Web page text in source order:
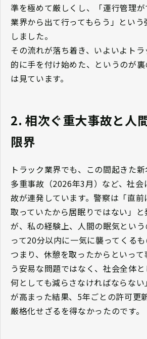
準を極めて厳しくし、「運行管理
業界から出て行ってもらう」とい
しました。
その流れが落ち着き、いよいよト
的に手を付け始めた、というのが
は見ています。
2. 相次ぐ重大事故と人
限界
トラック業界でも、この間起きた
多重事故（2026年3月）など、社
故が連発しています。警察は「直
取っていたから居眠りではない」
が、私の経験上、人間の眠気とい
って20分以内に一気に襲ってくるも
つまり、休憩を取ったからといっ
う安易な問題ではなく、社会全体
何としても減らさなければならな
が高まった結果、5年ごとの許可更
厳格化せざるを得なかったのです。